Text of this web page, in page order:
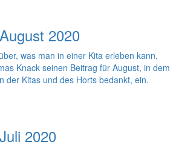
2020
was man in einer Kita erleben kann,
Knack seinen Beitrag für August, in dem
der Kitas und des Horts bedankt, ein.
2020